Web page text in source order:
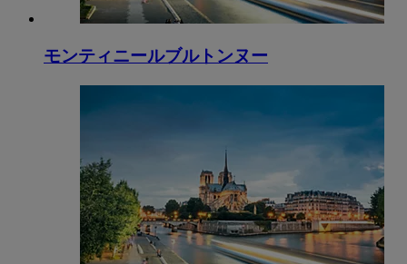
モンティニールブルトンヌー